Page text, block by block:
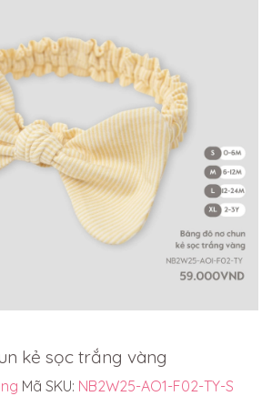
kẻ sọc trắng vàng
Mã SKU: NB2W25-AO1-F02-TY-S